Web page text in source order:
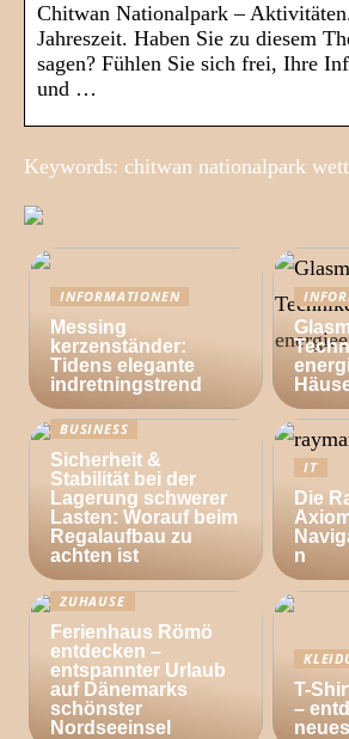
Chitwan Nationalpark –
Jahreszeit. Haben Sie zu diesem
sagen? Fühlen Sie sich frei, Ihre
und …
Keywords: chitwan nationalpark
INFORMATIONEN
Messing
kerzenständer:
Tidens elegante
indretningstrend
BUSINESS
Sicherheit &
Stabilität bei der
Lagerung schwerer
Lasten: Worauf beim
Regalaufbau zu
achten ist
IT
Die
n
ZUHAUSE
Ferienhaus Römö
entdecken –
entspannter Urlaub
auf Dänemarks
schönster
Nordseeinsel
T-
–